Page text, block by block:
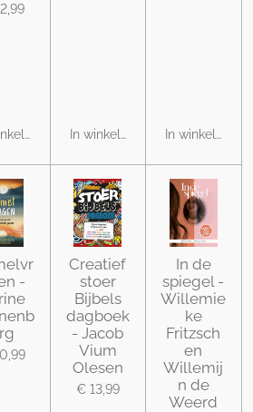
In winkelwagen In
-
Creatief
stoer
Bijbels
dagboek
- Jacob
Vium
Olesen
€ 13,99
In de
spiegel -
Willemie
ke
Fritzsch
en
Willemij
n de
Weerd